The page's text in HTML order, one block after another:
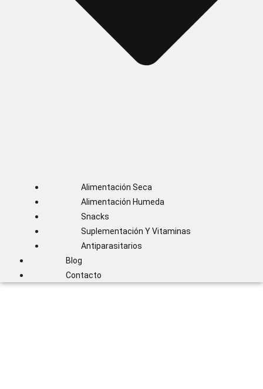
Alimentación Seca
Alimentación Humeda
Snacks
Suplementación Y Vitaminas
Antiparasitarios
Blog
Contacto